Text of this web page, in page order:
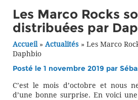
Les Marco Rocks
distribuées par
Accueil»Actualités» Les Marco
Daphbio
Posté le 1 novembre 2019 par
C’est le mois d’octobre et nous
d’une bonne surprise. En voici